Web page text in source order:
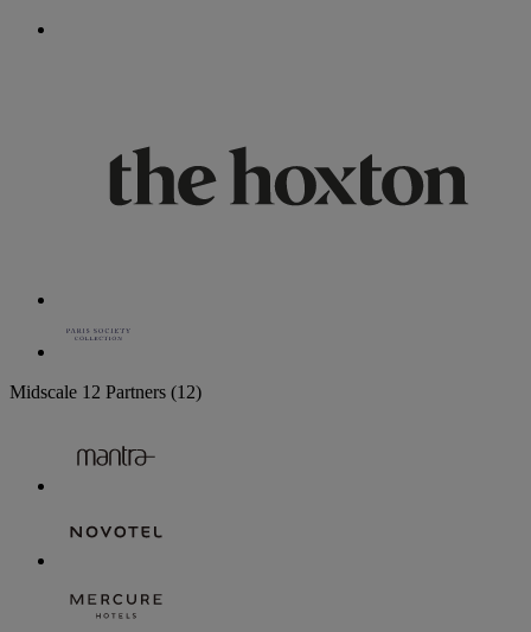
Midscale 12 Partners (12)